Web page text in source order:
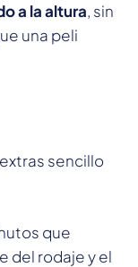
a la altura, sin
una peli
sencillo
que
del rodaje y el